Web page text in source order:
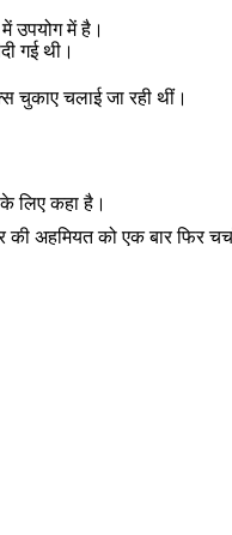
उपयोग में है।
गई थी।
चुकाए चलाई जा रही थीं।
लिए कहा है।
अहमियत को एक बार फिर